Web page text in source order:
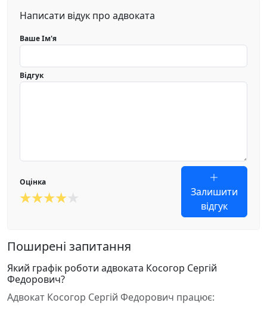
Написати відук про адвоката
Ваше Ім'я
Відгук
Оцінка
Залишити
відгук
Поширені запитання
Який графік роботи адвоката Косогор Сергій
Федорович?
Адвокат Косогор Сергій Федорович працює: